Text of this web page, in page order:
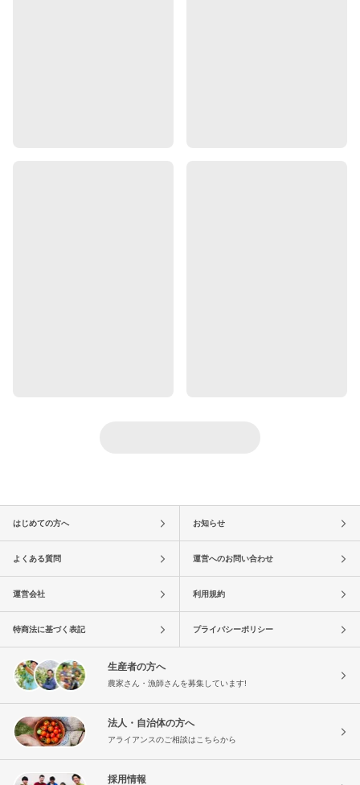
はじめての方へ お知らせ
よくある質問 運営へのお問い合わせ
運営会社 利用規約
特商法に基づく表記 プライバシーポリシー
生産者の方へ
農家さん・漁師さんを募集しています!
法人・自治体の方へ
アライアンスのご相談はこちらから
採用情報